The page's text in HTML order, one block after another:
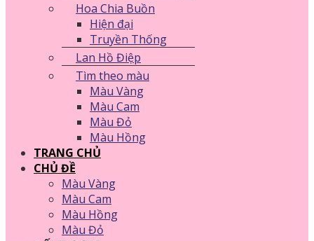
Hoa Chia Buồn
Hiện đại
Truyền Thống
Lan Hồ Điệp
Tìm theo màu
Màu Vàng
Màu Cam
Màu Đỏ
Màu Hồng
TRANG CHỦ
CHỦ ĐỀ
Màu Vàng
Màu Cam
Màu Hồng
Màu Đỏ